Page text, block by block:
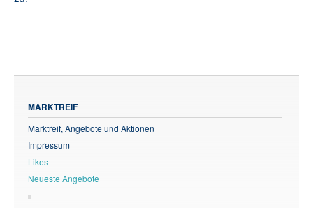
MARKTREIF
Marktreif, Angebote und Aktionen
Impressum
Likes
Neueste Angebote